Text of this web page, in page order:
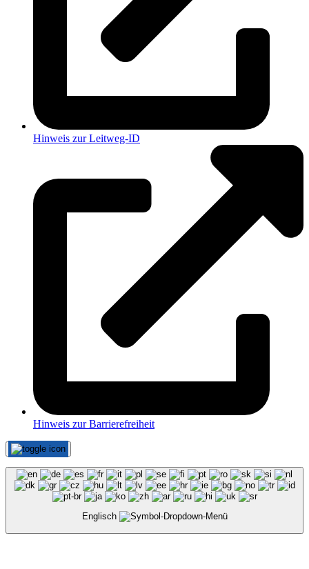
Hinweis zur Leitweg-ID
Hinweis zur Barrierefreiheit
Englisch